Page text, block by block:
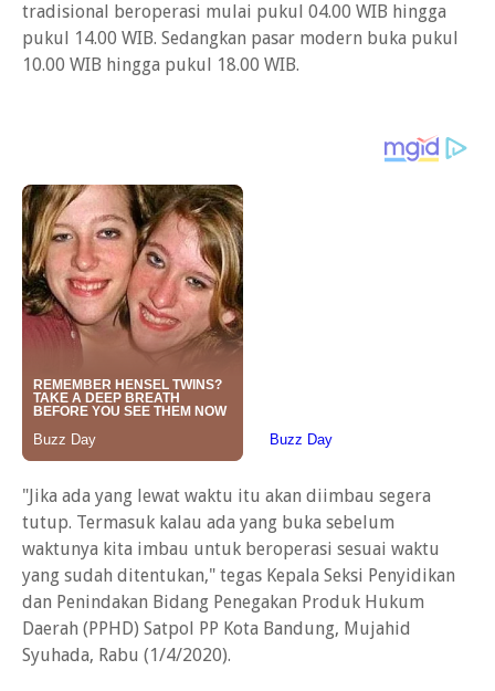
tradisional beroperasi mulai pukul 04.00 WIB hingga
pukul 14.00 WIB. Sedangkan pasar modern buka pukul
10.00 WIB hingga pukul 18.00 WIB.
"Jika ada yang lewat waktu itu akan diimbau segera
tutup. Termasuk kalau ada yang buka sebelum
waktunya kita imbau untuk beroperasi sesuai waktu
yang sudah ditentukan," tegas Kepala Seksi Penyidikan
dan Penindakan Bidang Penegakan Produk Hukum
Daerah (PPHD) Satpol PP Kota Bandung, Mujahid
Syuhada, Rabu (1/4/2020).